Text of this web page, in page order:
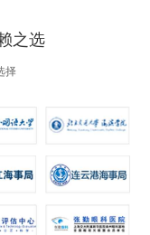
之选
择